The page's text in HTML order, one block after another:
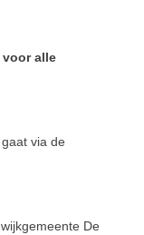
voor alle
via de
De